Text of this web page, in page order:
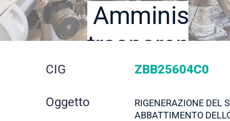
trasparente
dettaglio
gara
CIG ZBB25604C0
Oggetto
RIGENERAZIONE DEL
ABBATTIMENTO